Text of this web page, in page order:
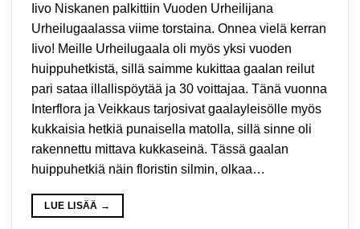
Iivo Niskanen palkittiin Vuoden Urheilijana
Urheilugaalassa viime torstaina. Onnea vielä kerran
Iivo! Meille Urheilugaala oli myös yksi vuoden
huippuhetkistä, sillä saimme kukittaa gaalan reilut
pari sataa illallispöytää ja 30 voittajaa. Tänä vuonna
Interflora ja Veikkaus tarjosivat gaalayleisölle myös
kukkaisia hetkiä punaisella matolla, sillä sinne oli
rakennettu mittava kukkaseinä. Tässä gaalan
huippuhetkiä näin floristin silmin, olkaa…
LUE LISÄÄ →